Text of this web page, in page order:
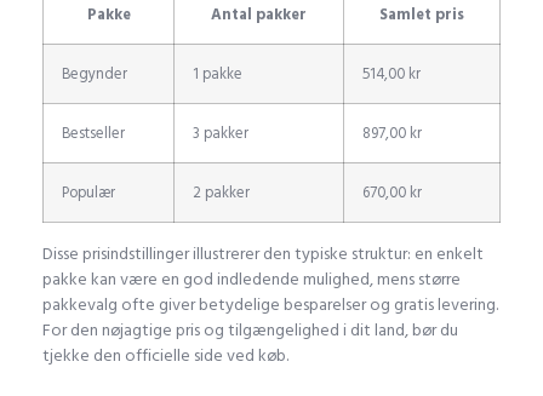
Pakke Antal pakker Samlet pris
Begynder 1 pakke 514,00 kr
Bestseller 3 pakker 897,00 kr
Populær 2 pakker 670,00 kr
Disse prisindstillinger illustrerer den typiske struktur: en enkelt
pakke kan være en god indledende mulighed, mens større
pakkevalg ofte giver betydelige besparelser og gratis levering.
For den nøjagtige pris og tilgængelighed i dit land, bør du
tjekke den officielle side ved køb.